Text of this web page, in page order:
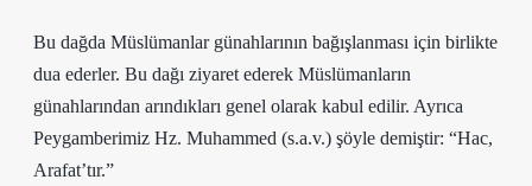
Bu dağda Müslümanlar günahlarının bağışlanması için birlikte
dua ederler. Bu dağı ziyaret ederek Müslümanların
günahlarından arındıkları genel olarak kabul edilir. Ayrıca
Peygamberimiz Hz. Muhammed (s.a.v.) şöyle demiştir: “Hac,
Arafat’tır.”